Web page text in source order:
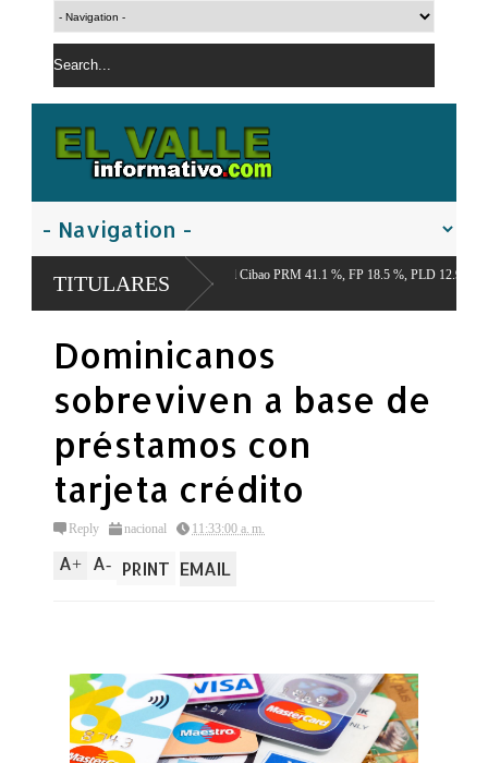
TITULARES
Económico del Cibao PRM 41.1 %, FP 18.5 %, PLD 12.9 %,
Dominicanos
sobreviven a base de
préstamos con
tarjeta crédito
Reply nacional 11:33:00 a. m.
A+ A- PRINT EMAIL